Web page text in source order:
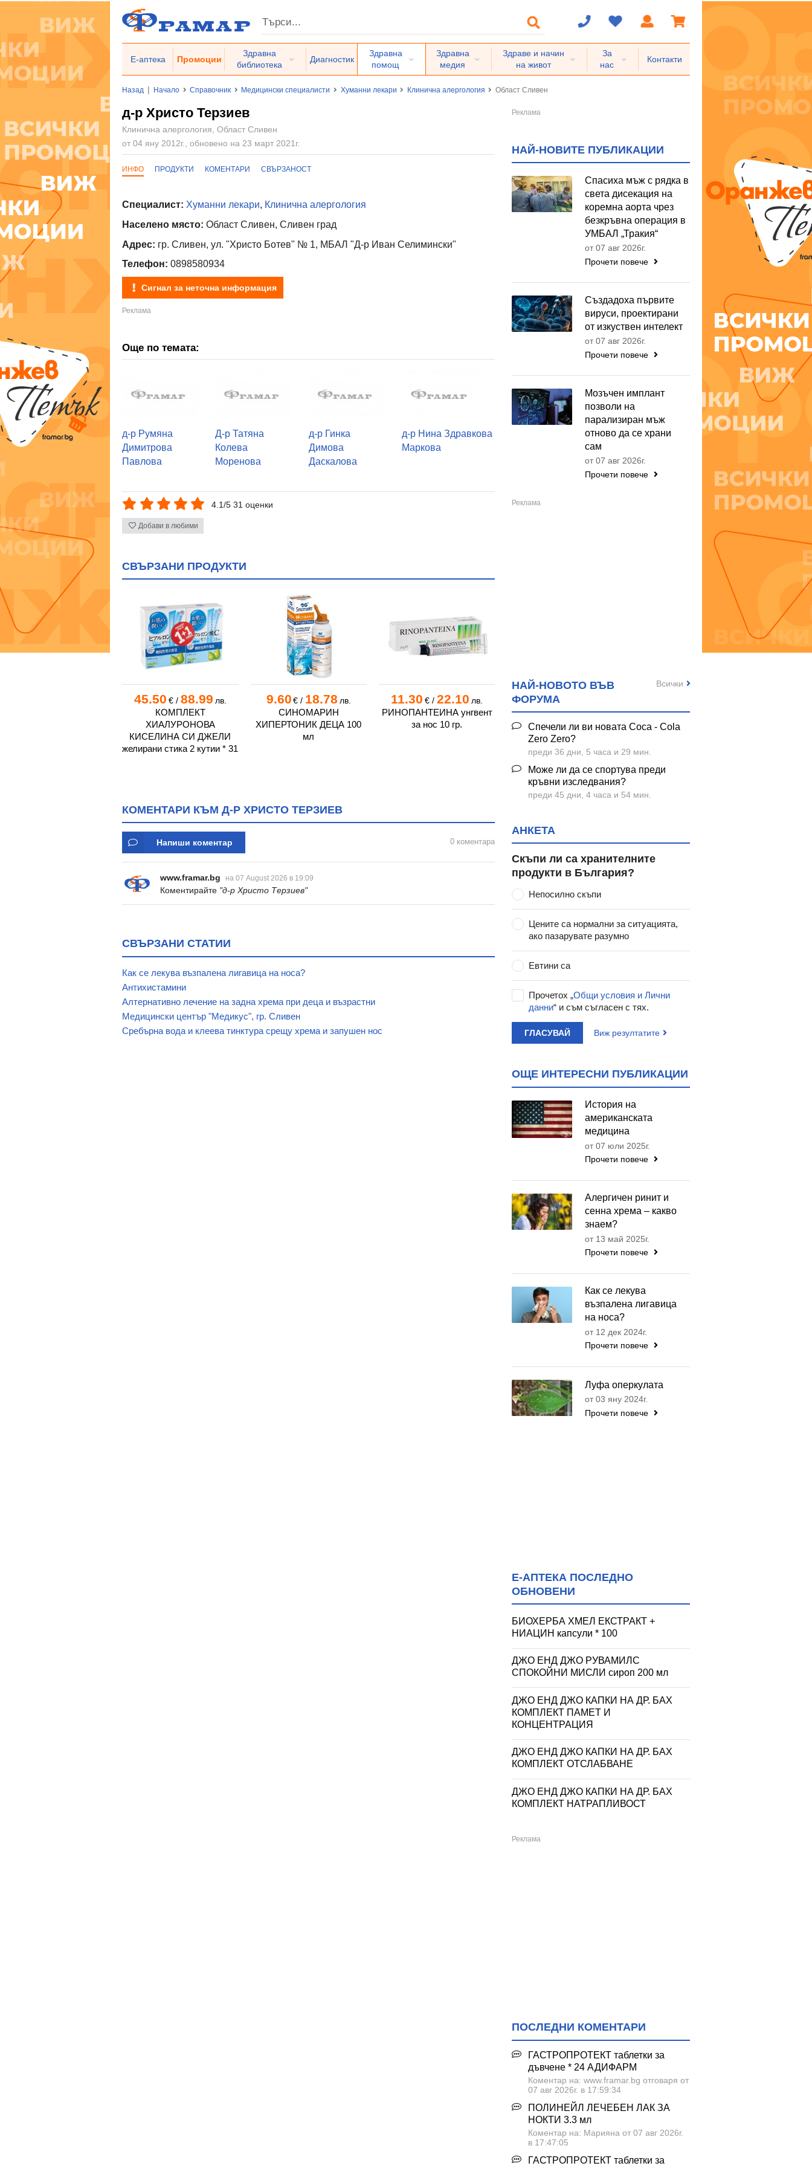
Е-аптека Промоции
Здравна
библиотека
Диагностик
Здравна
помощ
Здравна
медия
Здраве и начин
на живот
За
нас
Контакти
Назад | Начало Справочник Медицински специалисти Хуманни лекари Клинична алергология Област Сливен
д-р Христо Терзиев
Клинична алергология, Област Сливен
от 04 яну 2012г., обновено на 23 март 2021г.
ИНФО ПРОДУКТИ КОМЕНТАРИ СВЪРЗАНОСТ
Специалист: Хуманни лекари, Клинична алергология
Населено място: Област Сливен, Сливен град
Адрес: гр. Сливен, ул. "Христо Ботев" № 1, МБАЛ "Д-р Иван Селимински"
Телефон: 0898580934
Сигнал за неточна информация
Още по темата:
д-р Румяна
Димитрова
Павлова
Д-р Татяна
Колева
Моренова
д-р Гинка
Димова
Даскалова
д-р Нина Здравкова
Маркова
4.1/5 31 оценки
Добави в любими
СВЪРЗАНИ ПРОДУКТИ
45.50 €/ 88.99 лв.
КОМПЛЕКТ
ХИАЛУРОНОВА
КИСЕЛИНА СИ ДЖЕЛИ
желирани стика 2 кутии * 31
9.60 € / 18.78 лв.
СИНОМАРИН
ХИПЕРТОНИК ДЕЦА 100
мл
11.30 € /22.10 лв.
РИНОПАНТЕИНА унгвент
за нос 10 гр.
12.80€/
НАЗО ЛИБЕРО
ХИПЕРТОНИЧЕН
НАЗАЛЕН СПРЕЙ С
МЕНТОЛ И
КИСЕЛИНА 100 мл
МИЛИАН спрей за нос 20
КОМЕНТАРИ КЪМ Д-Р ХРИСТО ТЕРЗИЕВ
Напиши коментар 0 коментара
www.framar.bg на 07 August 2026 в 19:09
Коментирайте "д-р Христо Терзиев"
СВЪРЗАНИ СТАТИИ
Как се лекува възпалена лигавица на носа?
Антихистамини
Алтернативно лечение на задна хрема при деца и възрастни
Медицински център "Медикус", гр. Сливен
Сребърна вода и клеева тинктура срещу хрема и запушен нос
НАЙ-НОВИТЕ ПУБЛИКАЦИИ
Спасиха мъж с рядка в
света дисекация на
коремна аорта чрез
безкръвна операция в
УМБАЛ „Тракия“
от 07 авг 2026г.
Прочети повече
Създадоха първите
вируси, проектирани
от изкуствен интелект
от 07 авг 2026г.
Прочети повече
Мозъчен имплант
позволи на
парализиран мъж
отново да се храни
сам
от 07 авг 2026г.
Прочети повече
НАЙ-НОВОТО ВЪВ
ФОРУМА
Спечели ли ви новата Coca - Cola
Zero Zero?
преди 36 дни, 5 часа и 29 мин.
Може ли да се спортува преди
кръвни изследвания?
преди 45 дни, 4 часа и 54 мин.
Всички
АНКЕТА
Скъпи ли са хранителните
продукти в България?
Непосилно скъпи
Цените са нормални за ситуацията,
ако пазарувате разумно
Евтини са
Прочетох „Общи условия и Лични
данни“ и съм съгласен с тях.
ГЛАСУВАЙ Виж резултатите
ОЩЕ ИНТЕРЕСНИ ПУБЛИКАЦИИ
История на
американската
медицина
от 07 юли 2025г.
Прочети повече
Алергичен ринит и
сенна хрема – какво
знаем?
от 13 май 2025г.
Прочети повече
Как се лекува
възпалена лигавица
на носа?
от 12 дек 2024г.
Прочети повече
Луфа оперкулата
от 03 яну 2024г.
Прочети повече
Е-АПТЕКА ПОСЛЕДНО
ОБНОВЕНИ
БИОХЕРБА ХМЕЛ ЕКСТРАКТ +
НИАЦИН капсули * 100
ДЖО ЕНД ДЖО РУВАМИЛС
СПОКОЙНИ МИСЛИ сироп 200 мл
ДЖО ЕНД ДЖО КАПКИ НА ДР. БАХ
КОМПЛЕКТ ПАМЕТ И
КОНЦЕНТРАЦИЯ
ДЖО ЕНД ДЖО КАПКИ НА ДР. БАХ
КОМПЛЕКТ ОТСЛАБВАНЕ
ДЖО ЕНД ДЖО КАПКИ НА ДР. БАХ
КОМПЛЕКТ НАТРАПЛИВОСТ
ПОСЛЕДНИ КОМЕНТАРИ
ГАСТРОПРОТЕКТ таблетки за
дъвчене * 24 АДИФАРМ
Коментар на: www.framar.bg отговаря от
07 авг 2026г. в 17:59:34
ПОЛИНЕЙЛ ЛЕЧЕБЕН ЛАК ЗА
НОКТИ 3.3 мл
Коментар на: Марияна от 07 авг 2026г.
в 17:47:05
ГАСТРОПРОТЕКТ таблетки за